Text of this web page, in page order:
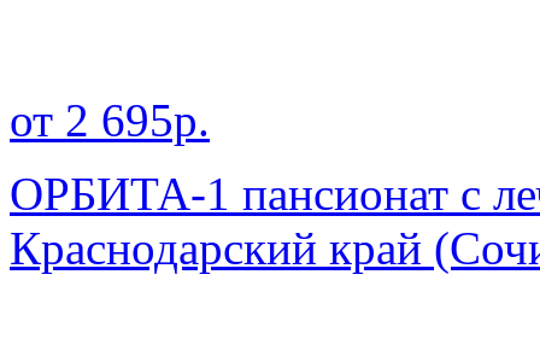
от 2 695р.
ОРБИТА-1 пансионат с
Краснодарский край